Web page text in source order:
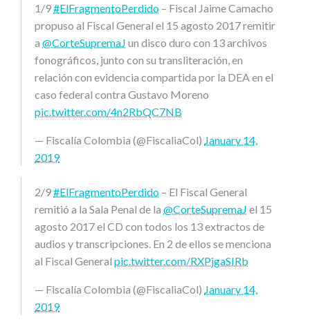
1/9#ElFragmentoPerdido – Fiscal Jaime Camacho
propuso al Fiscal General el 15 agosto 2017 remitir
a @CorteSupremaJ un disco duro con 13 archivos
fonográficos, junto con su transliteración, en
relación con evidencia compartida por la DEA en el
caso federal contra Gustavo Moreno
pic.twitter.com/4n2RbQC7NB
— Fiscalía Colombia (@FiscaliaCol) January 14,
2019
2/9#ElFragmentoPerdido – El Fiscal General
remitió a la Sala Penal de la @CorteSupremaJ el 15
agosto 2017 el CD con todos los 13 extractos de
audios y transcripciones. En 2 de ellos se menciona
al Fiscal General pic.twitter.com/RXPjgaSIRb
— Fiscalía Colombia (@FiscaliaCol) January 14,
2019